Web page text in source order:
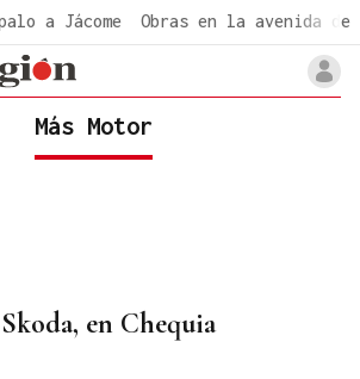
a Jácome Obras en la avenida de
Más Motor
en Chequia